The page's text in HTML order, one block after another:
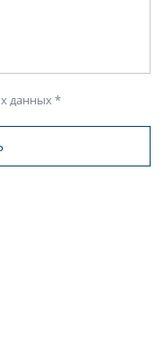
данных *